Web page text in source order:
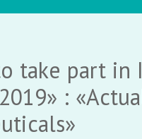
take part in
: